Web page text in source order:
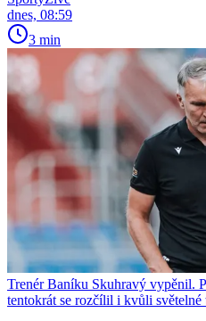
dnes, 08:59
3 min
Trenér Baníku Skuhravý vypěnil.
tentokrát se rozčílil i kvůli světelné